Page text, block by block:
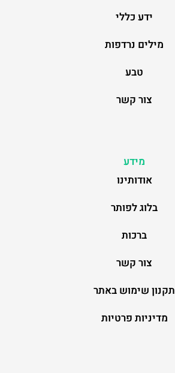
ידע כללי
מילים נרדפות
טבע
צור קשר
מידע
אודותינו
בלוג לפותר
ברכות
צור קשר
תקנון שימוש באתר
מדיניות פרטיות